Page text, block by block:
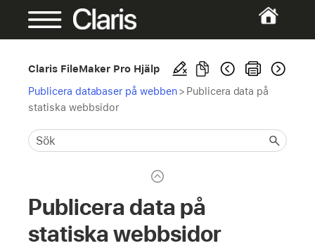
Claris FileMaker Pro Hjälp
Publicera databaser på webben> Publicera data på
statiska webbsidor
Publicera data på
statiska webbsidor